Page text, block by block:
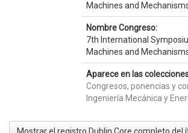
Machines and
Nombre Congreso:
7th International
Machines and
Aparece en las
Congresos, ponencias y
Ingeniería Mecánica y